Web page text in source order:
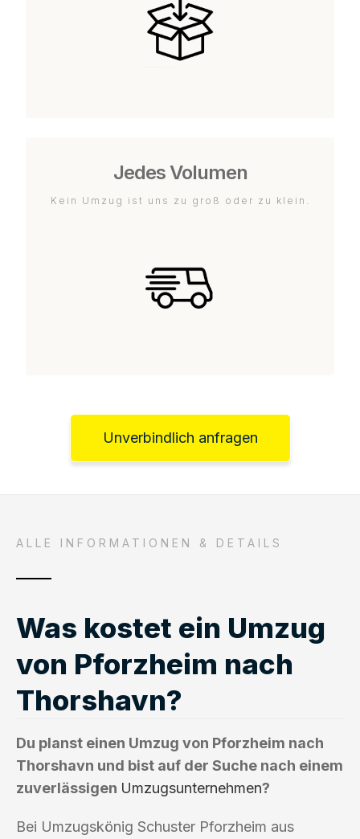
Jedes Volumen
Kein Umzug ist uns zu groß oder zu klein.
Unverbindlich anfragen
ALLE INFORMATIONEN & DETAILS
Was kostet ein Umzug
von Pforzheim nach
Thorshavn?
Du planst einen Umzug von Pforzheim nach
Thorshavn und bist auf der Suche nach einem
zuverlässigen Umzugsunternehmen?
Bei Umzugskönig Schuster Pforzheim aus